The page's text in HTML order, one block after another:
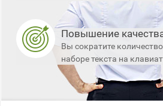
Повышение
Вы сократите
наборе текста на